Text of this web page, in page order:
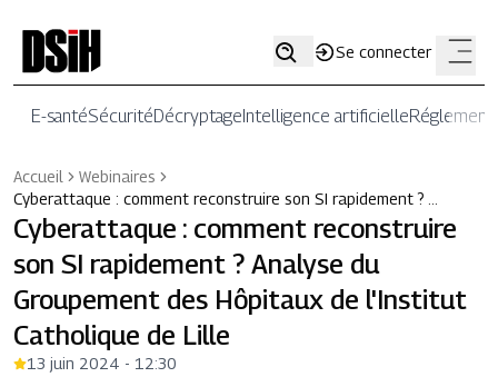
Se connecter
E-santéSécuritéDécryptageIntelligence artificielle
Accueil
Webinaires
Cyberattaque : comment reconstruire son SI rapidement ? …
Cyberattaque : comment reconstruire
son SI rapidement ? Analyse du
Groupement des Hôpitaux de l'Institut
Catholique de Lille
13 juin 2024 - 12:30